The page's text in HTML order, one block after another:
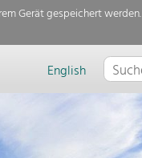
Gerät gespeichert werden.
English